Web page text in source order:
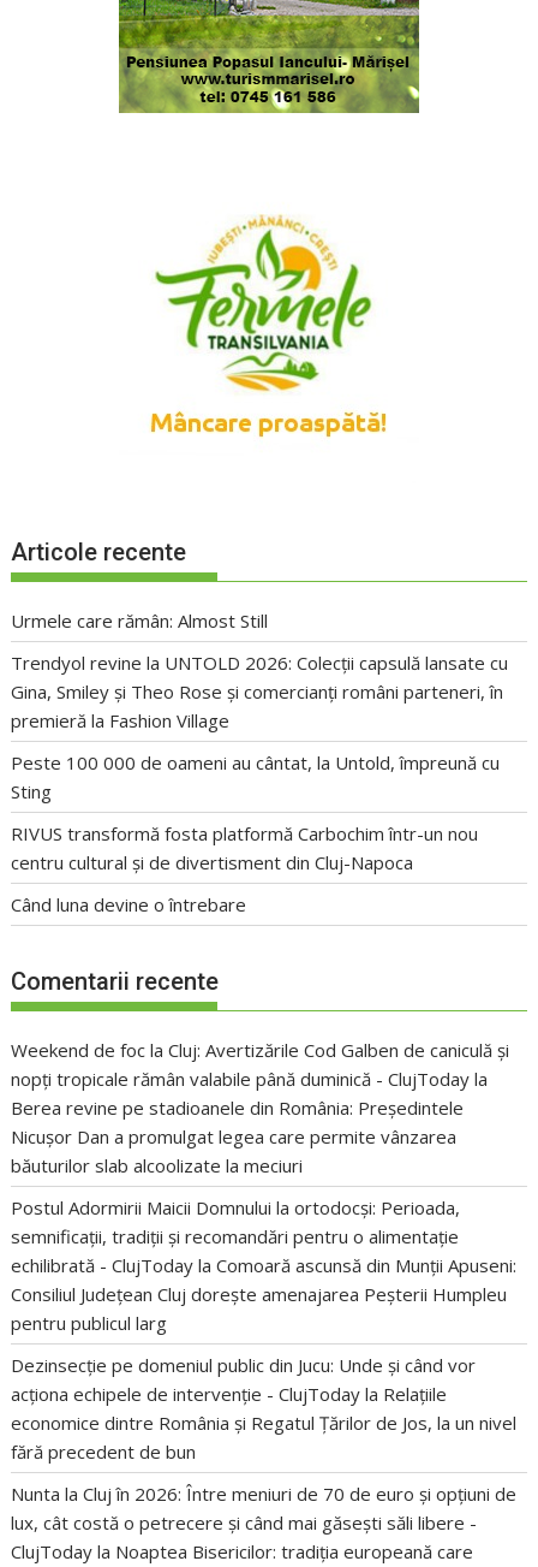
Articole recente
Urmele care rămân: Almost Still
Trendyol revine la UNTOLD 2026: Colecții capsulă lansate cu
Gina, Smiley și Theo Rose și comercianți români parteneri, în
premieră la Fashion Village
Peste 100 000 de oameni au cântat, la Untold, împreună cu
Sting
RIVUS transformă fosta platformă Carbochim într-un nou
centru cultural și de divertisment din Cluj-Napoca
Când luna devine o întrebare
Comentarii recente
Weekend de foc la Cluj: Avertizările Cod Galben de caniculă și
nopți tropicale rămân valabile până duminică - ClujToday la
Berea revine pe stadioanele din România: Președintele
Nicușor Dan a promulgat legea care permite vânzarea
băuturilor slab alcoolizate la meciuri
Postul Adormirii Maicii Domnului la ortodocși: Perioada,
semnificații, tradiții și recomandări pentru o alimentație
echilibrată - ClujToday laComoară ascunsă din Munții Apuseni:
Consiliul Județean Cluj dorește amenajarea Peșterii Humpleu
pentru publicul larg
Dezinsecție pe domeniul public din Jucu: Unde și când vor
acționa echipele de intervenție - ClujToday la Relațiile
economice dintre România și Regatul Țărilor de Jos, la un nivel
fără precedent de bun
Nunta la Cluj în 2026: Între meniuri de 70 de euro și opțiuni de
lux, cât costă o petrecere și când mai găsești săli libere -
ClujToday la Noaptea Bisericilor: tradiția europeană care